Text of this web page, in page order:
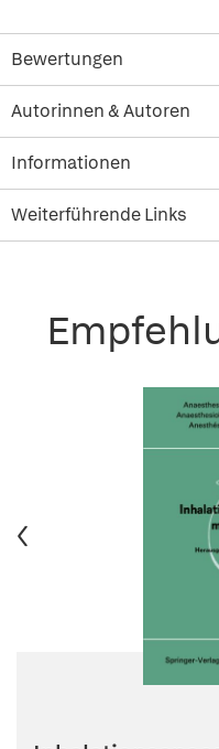
Bewertungen
Autorinnen & Autoren
Informationen
Weiterführende Links